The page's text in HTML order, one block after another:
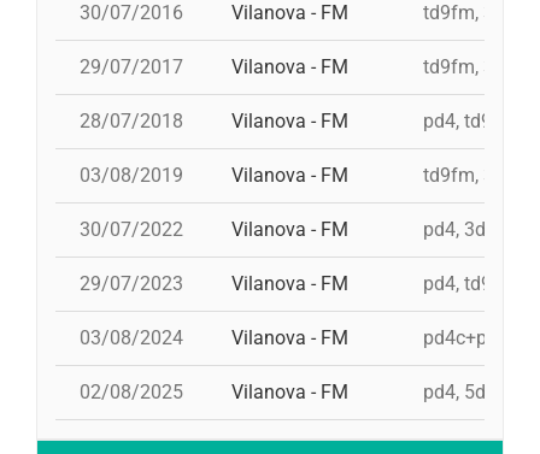
30/07/2016 Vilanova - FM td9fm,
29/07/2017 Vilanova - FM td9fm,
28/07/2018 Vilanova - FM pd4, td9fm,
03/08/2019 Vilanova - FM td9fm,
30/07/2022 Vilanova - FM pd4, 3d9f,
29/07/2023 Vilanova - FM pd4, td9fm,
03/08/2024 Vilanova - FM pd4c+pd4,
02/08/2025 Vilanova - FM pd4, 5d9f,